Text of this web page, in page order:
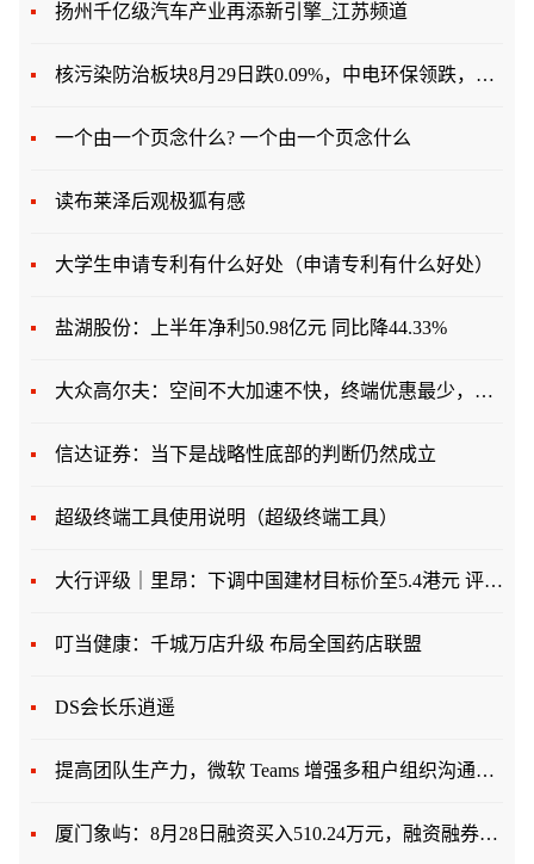
扬州千亿级汽车产业再添新引擎_江苏频道
核污染防治板块8月29日跌0.09%，中电环保领跌，主力资金净流出6.24亿元
一个由一个页念什么? 一个由一个页念什么
读布莱泽后观极狐有感
大学生申请专利有什么好处（申请专利有什么好处）
盐湖股份：上半年净利50.98亿元 同比降44.33%
大众高尔夫：空间不大加速不快，终端优惠最少，值不值得购买？
信达证券：当下是战略性底部的判断仍然成立
超级终端工具使用说明（超级终端工具）
大行评级｜里昂：下调中国建材目标价至5.4港元 评级“买入”
叮当健康：千城万店升级 布局全国药店联盟
DS会长乐逍遥
提高团队生产力，微软 Teams 增强多租户组织沟通方式
厦门象屿：8月28日融资买入510.24万元，融资融券余额1.67亿元